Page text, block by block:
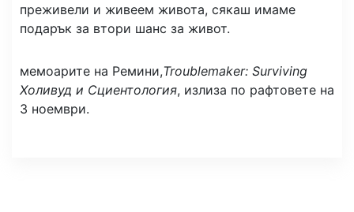
преживели и живеем живота, сякаш имаме
подарък за втори шанс за живот.
мемоарите на Ремини,Troublemaker: Surviving
Холивуд и Сциентология, излиза по рафтовете на
3 ноември.